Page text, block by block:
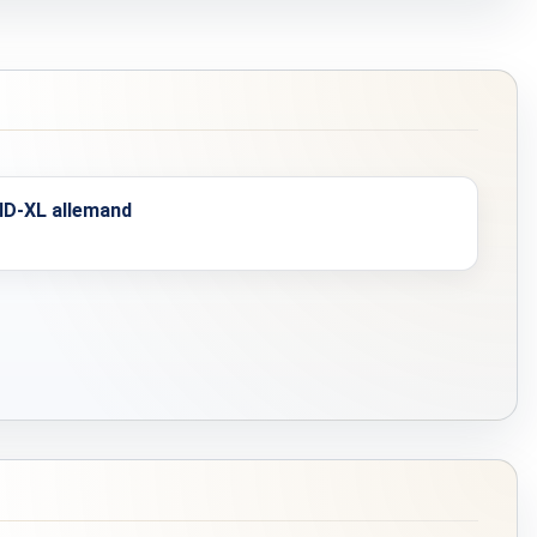
14.8 V
1.57 kg
XL allemand